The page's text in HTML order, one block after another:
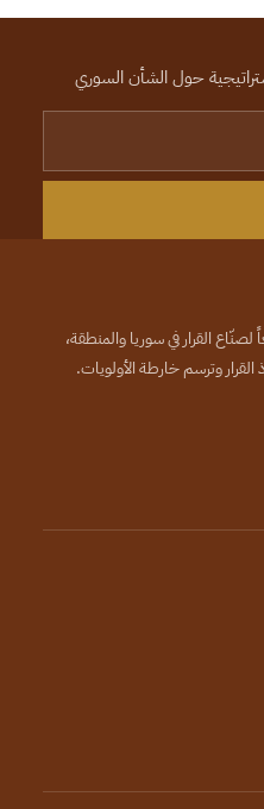
حول الشأن السوري
القرار في سوريا والمنطقة،
وترسم خارطة الأولويات.